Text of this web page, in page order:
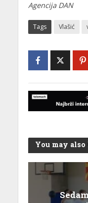
Agencija DAN
Tags Vlašić
You may